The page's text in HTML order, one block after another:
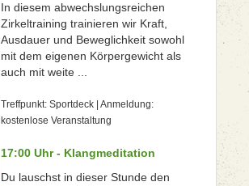
In diesem abwechslungsreichen
Zirkeltraining trainieren wir Kraft,
Ausdauer und Beweglichkeit sowohl
mit dem eigenen Körpergewicht als
auch mit weite ...
Treffpunkt: Sportdeck | Anmeldung:
kostenlose Veranstaltung
17:00 Uhr - Klangmeditation
Du lauschst in dieser Stunde den